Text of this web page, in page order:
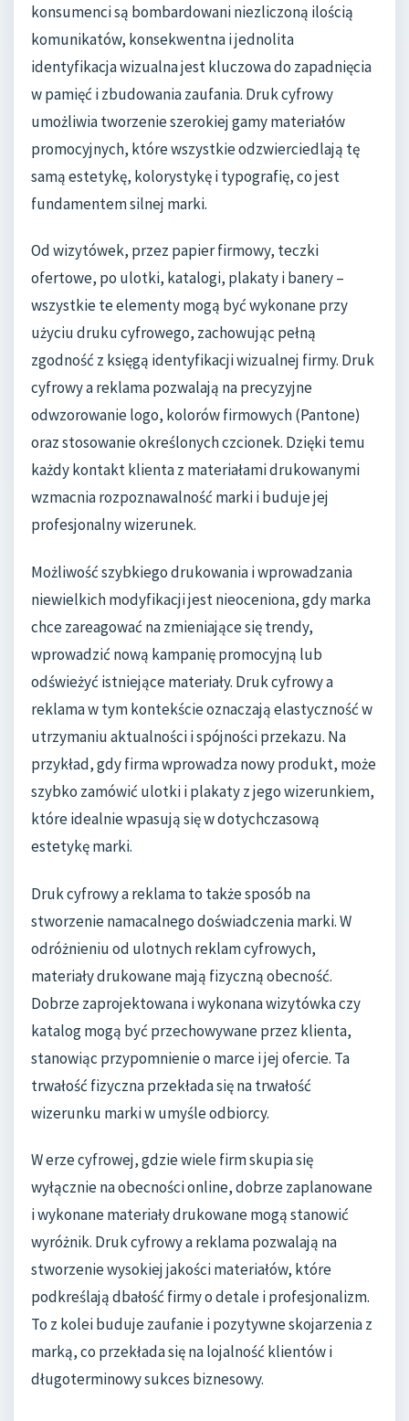
konsumenci są bombardowani niezliczoną ilością
komunikatów, konsekwentna i jednolita
identyfikacja wizualna jest kluczowa do zapadnięcia
w pamięć i zbudowania zaufania. Druk cyfrowy
umożliwia tworzenie szerokiej gamy materiałów
promocyjnych, które wszystkie odzwierciedlają tę
samą estetykę, kolorystykę i typografię, co jest
fundamentem silnej marki.
Od wizytówek, przez papier firmowy, teczki
ofertowe, po ulotki, katalogi, plakaty i banery –
wszystkie te elementy mogą być wykonane przy
użyciu druku cyfrowego, zachowując pełną
zgodność z księgą identyfikacji wizualnej firmy. Druk
cyfrowy a reklama pozwalają na precyzyjne
odwzorowanie logo, kolorów firmowych (Pantone)
oraz stosowanie określonych czcionek. Dzięki temu
każdy kontakt klienta z materiałami drukowanymi
wzmacnia rozpoznawalność marki i buduje jej
profesjonalny wizerunek.
Możliwość szybkiego drukowania i wprowadzania
niewielkich modyfikacji jest nieoceniona, gdy marka
chce zareagować na zmieniające się trendy,
wprowadzić nową kampanię promocyjną lub
odświeżyć istniejące materiały. Druk cyfrowy a
reklama w tym kontekście oznaczają elastyczność w
utrzymaniu aktualności i spójności przekazu. Na
przykład, gdy firma wprowadza nowy produkt, może
szybko zamówić ulotki i plakaty z jego wizerunkiem,
które idealnie wpasują się w dotychczasową
estetykę marki.
Druk cyfrowy a reklama to także sposób na
stworzenie namacalnego doświadczenia marki. W
odróżnieniu od ulotnych reklam cyfrowych,
materiały drukowane mają fizyczną obecność.
Dobrze zaprojektowana i wykonana wizytówka czy
katalog mogą być przechowywane przez klienta,
stanowiąc przypomnienie o marce i jej ofercie. Ta
trwałość fizyczna przekłada się na trwałość
wizerunku marki w umyśle odbiorcy.
W erze cyfrowej, gdzie wiele firm skupia się
wyłącznie na obecności online, dobrze zaplanowane
i wykonane materiały drukowane mogą stanowić
wyróżnik. Druk cyfrowy a reklama pozwalają na
stworzenie wysokiej jakości materiałów, które
podkreślają dbałość firmy o detale i profesjonalizm.
To z kolei buduje zaufanie i pozytywne skojarzenia z
marką, co przekłada się na lojalność klientów i
długoterminowy sukces biznesowy.